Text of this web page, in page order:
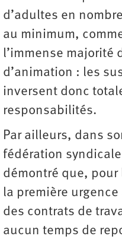
d’adultes en
au minimum,
l’immense majorité
d’animation : les
inversent donc
responsabilités.
Par ailleurs, dans
fédération
démontré que,
la première
des contrats de
aucun temps de